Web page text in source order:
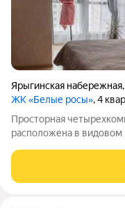
Ярыгинская набережная,
ЖК «Белые росы», 4
Просторная
расположена в
Красноярск. Ключевым
интеллектуальная